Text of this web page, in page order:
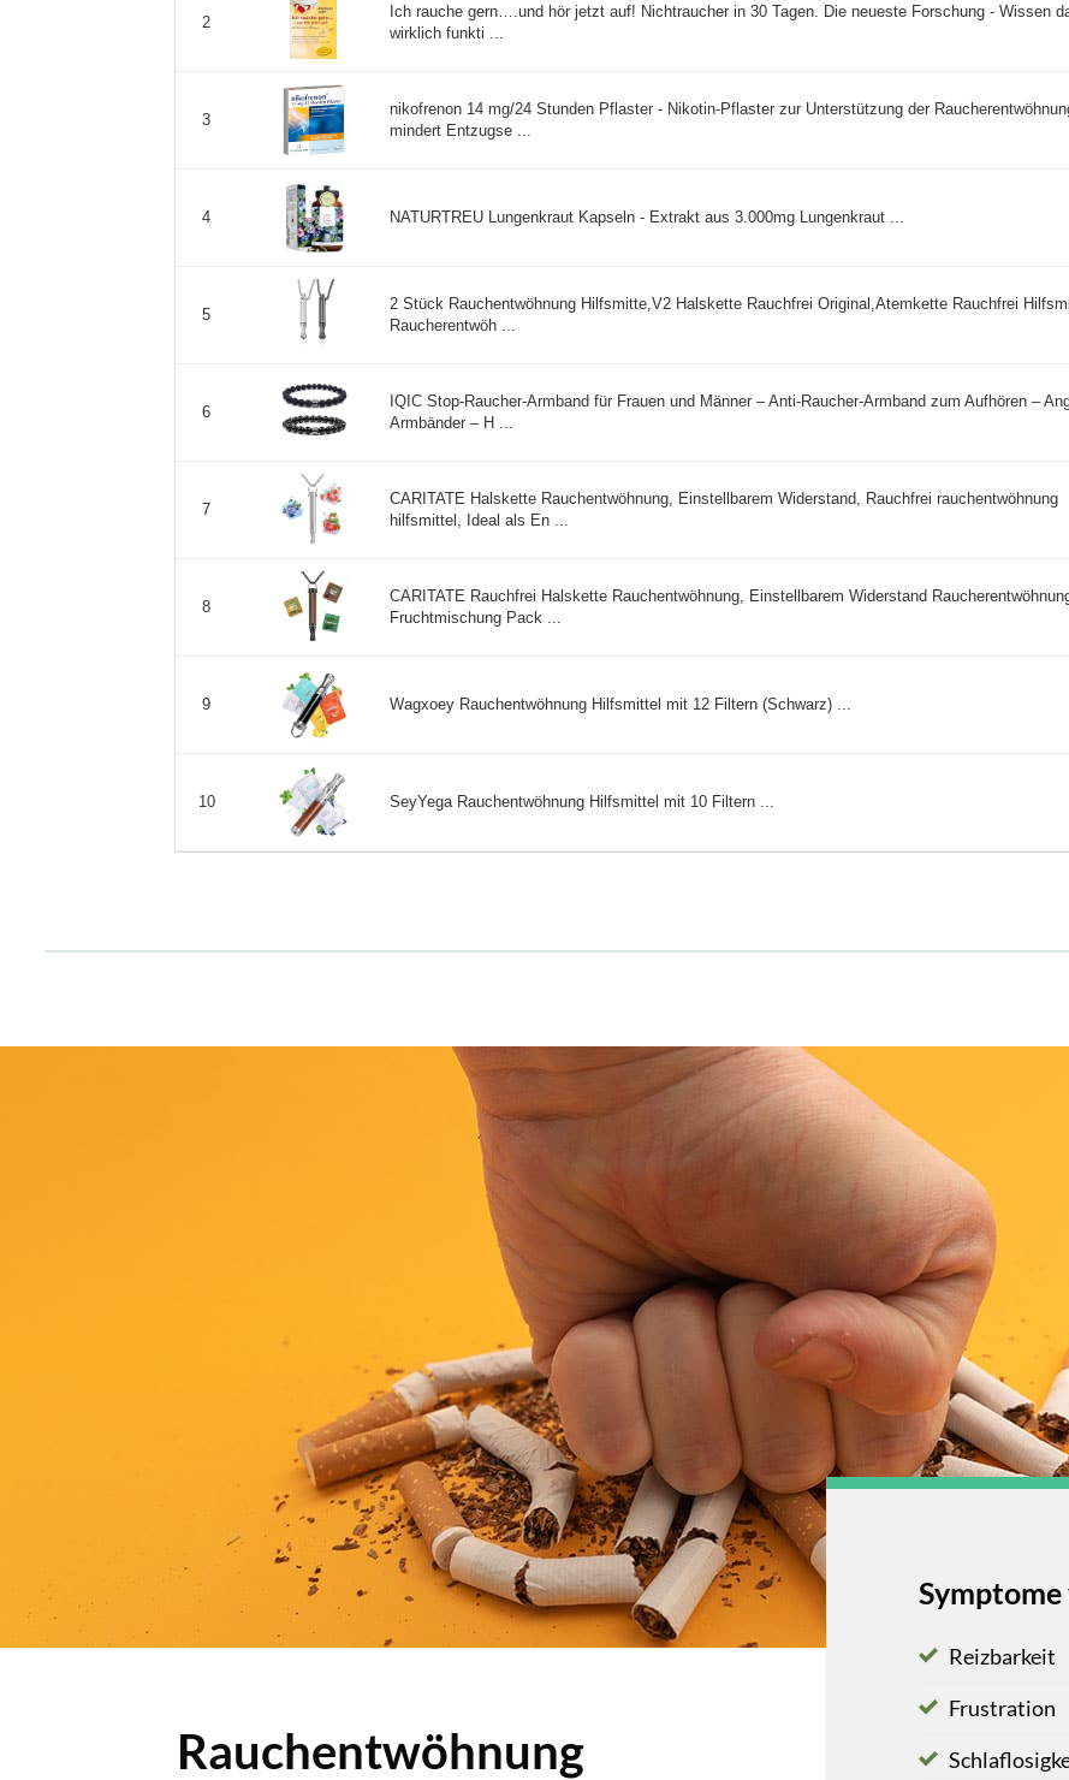
2
Ich rauche gern….und hör jetzt auf! Nichtraucher in 30 Tagen. Die neueste Forschung - Wissen
wirklich funkti ...
3
nikofrenon 14 mg/24 Stunden Pflaster - Nikotin-Pflaster zur Unterstützung der
mindert Entzugse ...
4 NATURTREU Lungenkraut Kapseln - Extrakt aus 3.000mg Lungenkraut ...
5
2 Stück Rauchentwöhnung Hilfsmitte,V2 Halskette Rauchfrei Original,Atemkette Rauchfrei
Raucherentwöh ...
6
IQIC Stop-Raucher-Armband für Frauen und Männer – Anti-Raucher-Armband zum Aufhören –
Armbänder – H ...
7
CARITATE Halskette Rauchentwöhnung, Einstellbarem Widerstand, Rauchfrei rauchentwöhnung
hilfsmittel, Ideal als En ...
8
CARITATE Rauchfrei Halskette Rauchentwöhnung, Einstellbarem Widerstand
Fruchtmischung Pack ...
9 Wagxoey Rauchentwöhnung Hilfsmittel mit 12 Filtern (Schwarz) ...
10 SeyYega Rauchentwöhnung Hilfsmittel mit 10 Filtern ...
Rauchentwöhnung
Reizbarkeit
Frustration